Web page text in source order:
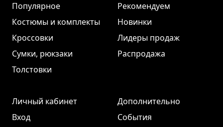
Популярное
Костюмы и комплекты
Кроссовки
Сумки, рюкзаки
Толстовки
Рекомендуем
Новинки
Лидеры продаж
Распродажа
Личный кабинет
Вход
Дополнительно
События